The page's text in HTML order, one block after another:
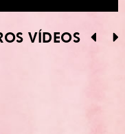
VÍDEOS